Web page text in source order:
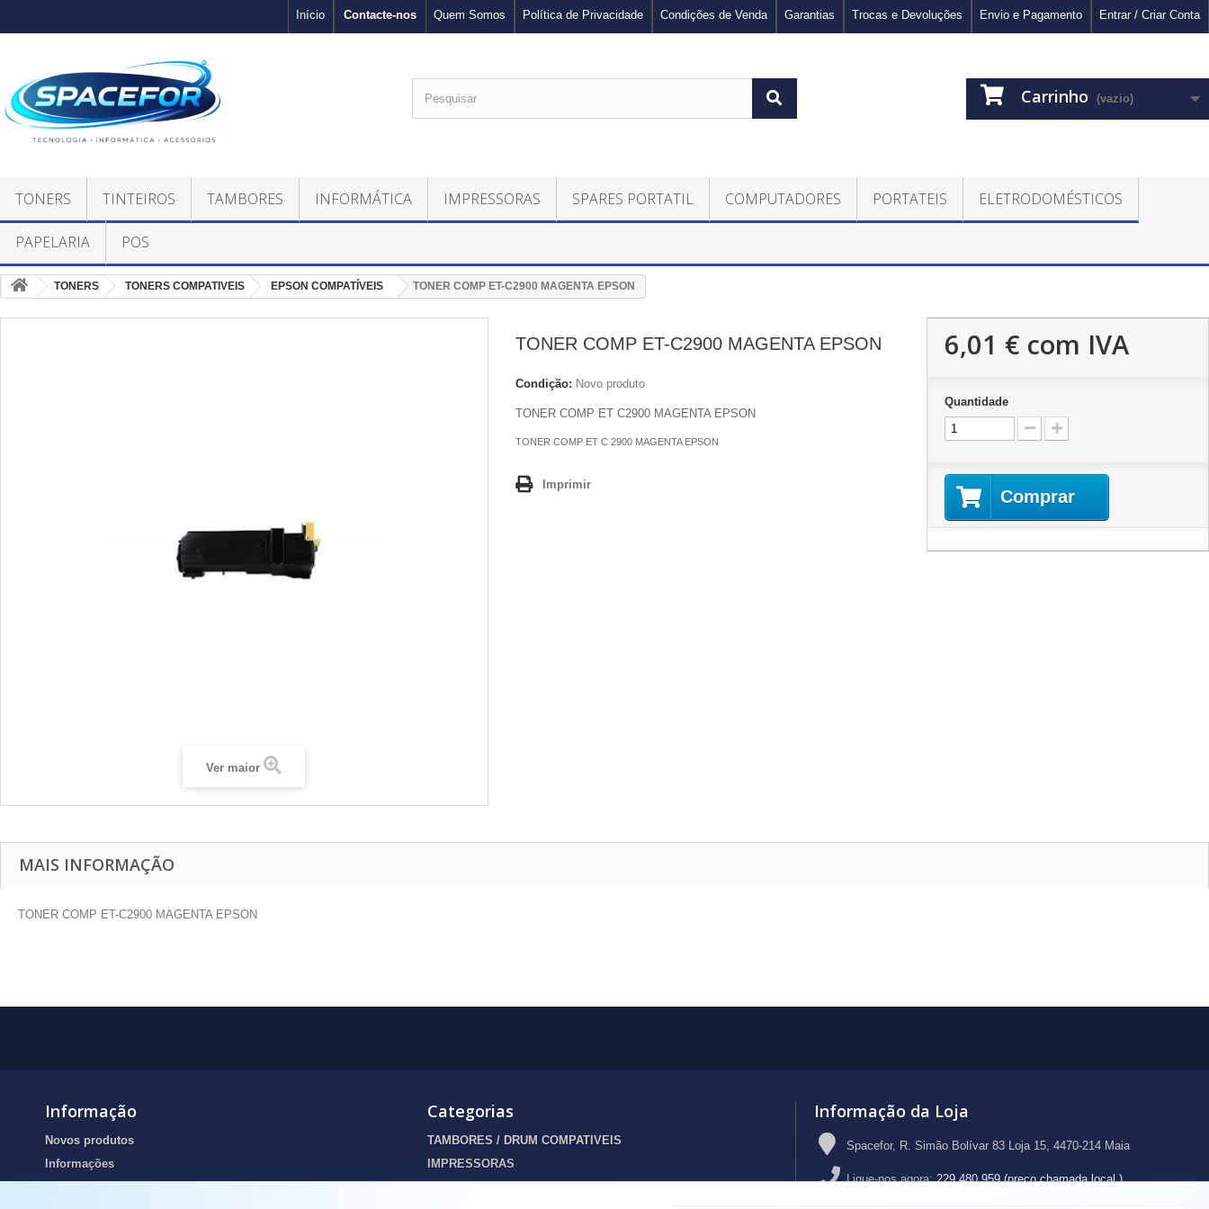
Entrar / Criar Conta
Envio e Pagamento
Trocas e Devoluções
Garantias
Condições de Venda
Política de Privacidade
Quem Somos
Contacte-nos
Início
Carrinho (vazio)
TONERS TINTEIROS TAMBORES INFORMÁTICA IMPRESSORAS SPARES PORTATIL COMPUTADORES PORTATEIS ELETRODOMÉSTICOS
PAPELARIA POS
TONERS TONERS COMPATIVEIS EPSON COMPATÍVEIS TONER COMP ET-C2900 MAGENTA EPSON
Ver maior
TONER COMP ET-C2900 MAGENTA EPSON
Condição: Novo produto
TONER COMP ET C2900 MAGENTA EPSON
TONER COMP ET C 2900 MAGENTA EPSON
Imprimir
6,01 € com IVA
Quantidade
Comprar
MAIS INFORMAÇÃO
TONER COMP ET-C2900 MAGENTA EPSON
Informação
Novos produtos
Informações
Portes de envio
Categorias
TAMBORES / DRUM COMPATIVEIS
IMPRESSORAS
INFORMATICA
Informação da Loja
Spacefor, R. Simão Bolívar 83 Loja 15, 4470-214 Maia
Ligue-nos agora:229 480 959 (preço chamada local )